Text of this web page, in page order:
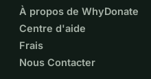
À propos de WhyDonate
Centre d'aide
Frais
Nous Contacter